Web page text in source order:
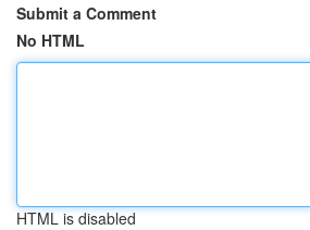
Submit a Comment
No HTML
HTML is disabled